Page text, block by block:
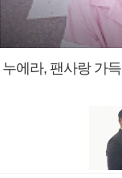
누에라, 팬사랑 가